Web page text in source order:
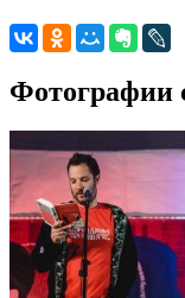
Фотографии